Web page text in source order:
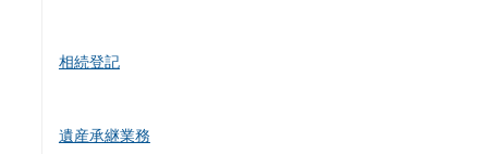
相続登記
遺産承継業務